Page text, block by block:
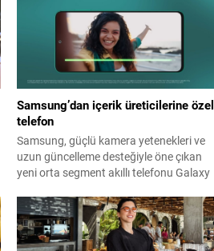
Samsung’dan içerik üreticilerine özel
telefon
Samsung, güçlü kamera yetenekleri ve
uzun güncelleme desteğiyle öne çıkan
yeni orta segment akıllı telefonu Galaxy